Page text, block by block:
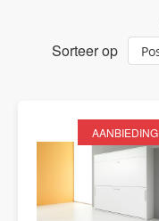
Sorteer op
AANBIEDING